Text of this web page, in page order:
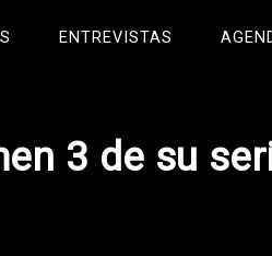
ENTREVISTAS
3 de su